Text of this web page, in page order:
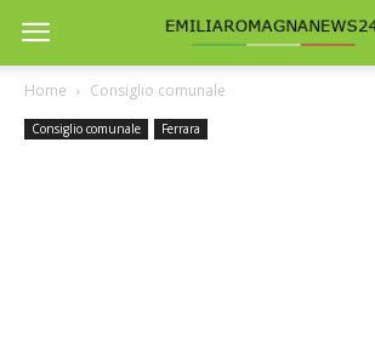
Home Consiglio comunale
Consiglio comunale Ferrara